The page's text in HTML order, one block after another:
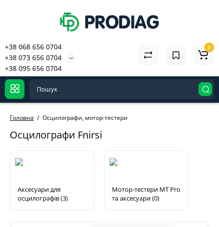
+38 068 656 0704
+38 073 656 0704
+38 095 656 0704
0
Головна Осцилографи, мотор-тестери
Осцилографи Fnirsi
Аксесуари для
осцилографів (3)
Мотор-тестери MT Pro
та аксесуари (0)